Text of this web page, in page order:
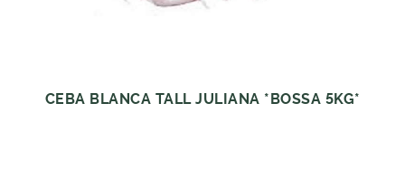
CEBA BLANCA TALL JULIANA *BOSSA 5KG*